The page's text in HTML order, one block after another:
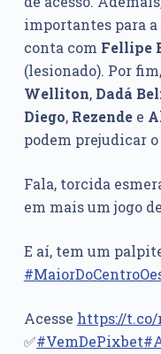
importantes para
conta com Fellipe
(lesionado). Por fim,
Welliton, Dadá
Diego, Rezendee
podem prejudicar o
Fala, torcida
em mais um jogo
E aí, tem um
Acesse https://t.co/
✅#VemDePixbet